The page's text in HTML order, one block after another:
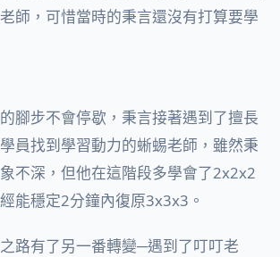
師，可惜當時的秉言還沒有打算要學
腳步不會停歇，秉言接著遇到了擅長
員找到學習動力的蜥蜴老師，雖然秉
不深，但他在這階段多學會了2x2x2
能穩定2分鐘內復原3x3x3。
路有了另一番轉變─遇到了叮叮老